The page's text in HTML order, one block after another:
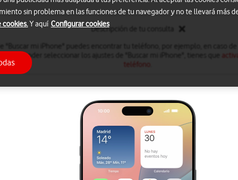
Descripción de tu consulta
Para poder seleccionar los ajustes de "Buscar mi iPhone", tienes que
teléfono
sin problema en las funciones de tu navegador y no te llevará más
cookies.Y aquí Configurar cookies